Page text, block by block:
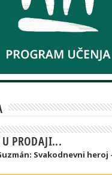
PRODAJI...
Svakodnevni heroj